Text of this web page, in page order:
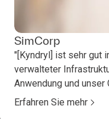
SimCorp
"[Kyndryl] ist sehr gut
verwalteter
Anwendung und
Erfahren Sie mehr